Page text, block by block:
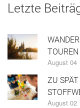
Letzte
TOUREN
August 04
ZU SPÄT
August 02